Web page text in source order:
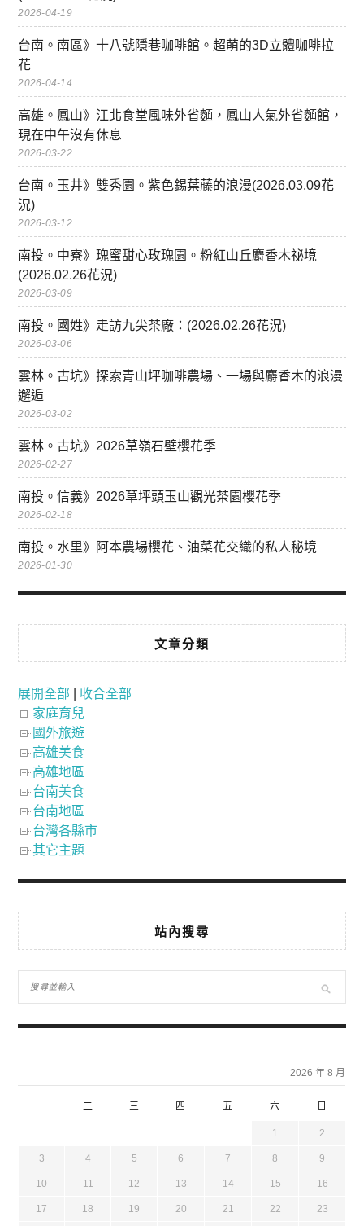
2026-04-19
台南。南區》十八號隱巷咖啡館。超萌的3D立體咖啡拉
花
2026-04-14
高雄。鳳山》江北食堂風味外省麵，鳳山人氣外省麵館，
現在中午沒有休息
2026-03-22
台南。玉井》雙秀園。紫色錫葉藤的浪漫(2026.03.09花
況)
2026-03-12
南投。中寮》瑰蜜甜心玫瑰園。粉紅山丘麝香木祕境
(2026.02.26花況)
2026-03-09
南投。國姓》走訪九尖茶廠：(2026.02.26花況)
2026-03-06
雲林。古坑》探索青山坪咖啡農場、一場與麝香木的浪漫
邂逅
2026-03-02
雲林。古坑》2026草嶺石壁櫻花季
2026-02-27
南投。信義》2026草坪頭玉山觀光茶園櫻花季
2026-02-18
南投。水里》阿本農場櫻花、油菜花交織的私人秘境
2026-01-30
文章分類
展開全部
收合全部
家庭育兒
國外旅遊
高雄美食
高雄地區
台南美食
台南地區
台灣各縣市
其它主題
站內搜尋
2026 年 8 月
一 二 三 四 五 六 日
1 2
3 4 5 6 7 8 9
10 11 12 13 14 15 16
17 18 19 20 21 22 23